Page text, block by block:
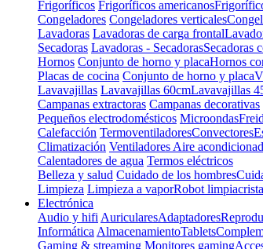
Frigoríficos Frigoríficos americanos
Congeladores Congeladores verticales
Lavadoras Lavadoras de carga frontal
Secadoras Lavadoras - SecadorasSecadoras
Hornos Conjunto de horno y placaHornos
Placas de cocina Conjunto de horno y placa
Lavavajillas Lavavajillas 60cmLavavajillas
Campanas extractoras Campanas decorativas
Pequeños electrodomésticos Microondas
Calefacción TermoventiladoresConvectores
Climatización Ventiladores Aire
Calentadores de agua Termos eléctricos
Belleza y salud Cuidado de los hombres
Limpieza Limpieza a vaporRobot
Electrónica
Audio y hifi AuricularesAdaptadores
Informática AlmacenamientoTablets
Gaming & streaming Monitores gaming